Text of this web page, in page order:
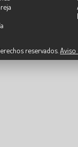
reservados. Aviso